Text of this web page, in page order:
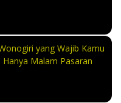
yang Wajib Kamu
Malam Pasaran